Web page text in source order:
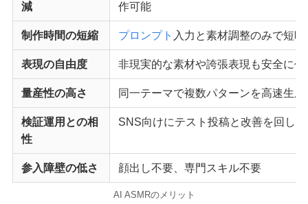
減
作可能
制作時間の短縮 プロンプト 入力と素材調整のみで短
表現の自由度 非現実的な素材や誇張表現も安全に作
量産性の高さ 同一テーマで複数パターンを高速生成
検証運用との相
性
SNS向けにテスト投稿と改善を回し
参入障壁の低さ 顔出し不要、専門スキル不要
AI ASMRのメリット